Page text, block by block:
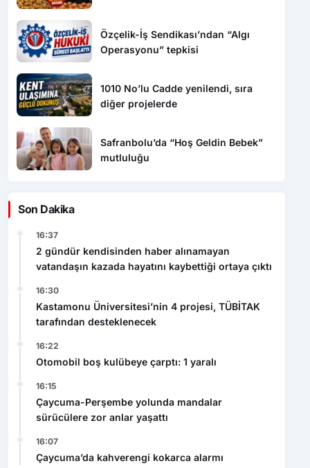
Özçelik-İş Sendikası’ndan “Algı
Operasyonu” tepkisi
1010 No’lu Cadde yenilendi, sıra
diğer projelerde
Safranbolu’da “Hoş Geldin Bebek”
mutluluğu
Son Dakika
16:37
2 gündür kendisinden haber alınamayan
vatandaşın kazada hayatını kaybettiği ortaya çıktı
16:30
Kastamonu Üniversitesi’nin 4 projesi, TÜBİTAK
tarafından desteklenecek
16:22
Otomobil boş kulübeye çarptı: 1 yaralı
16:15
Çaycuma-Perşembe yolunda mandalar
sürücülere zor anlar yaşattı
16:07
Çaycuma’da kahverengi kokarca alarmı